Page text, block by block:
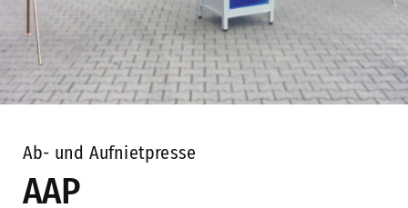
Grip4-140
e-grip
Gebrauchte
Anbaugeräte
Ab- und Aufnietpresse
AAP